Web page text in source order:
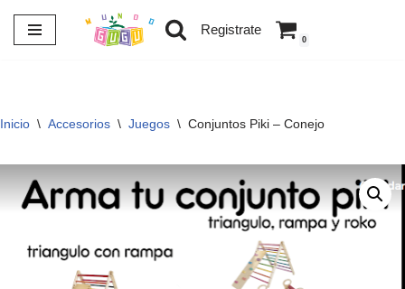
Saltar
Registrate
0
Inicio \ Accesorios \ Juegos \ Conjuntos Piki – Conejo